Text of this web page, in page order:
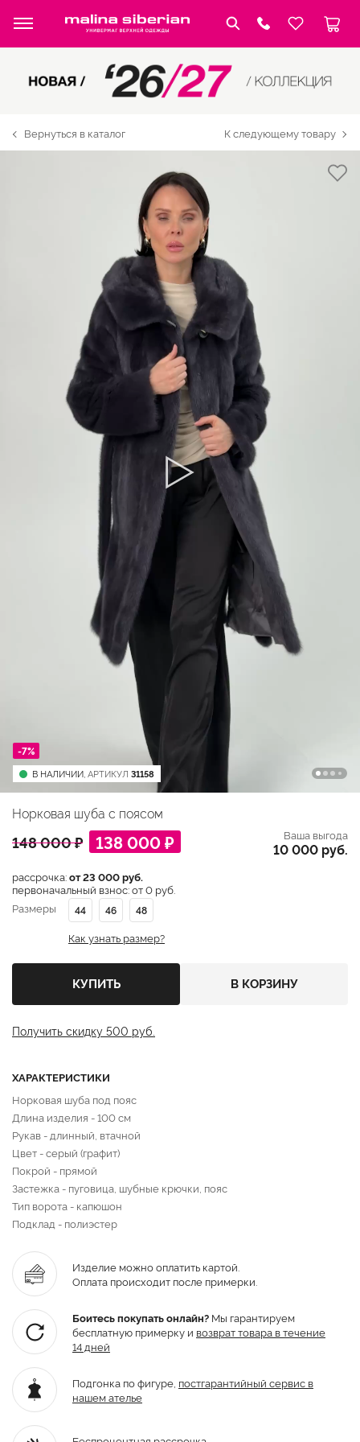
Вернуться в каталог К следующему товару
-7%
В НАЛИЧИИ, АРТИКУЛ 31158
Норковая шуба с поясом
148 000 ₽ 138 000 ₽ Ваша выгода
10 000 руб.
рассрочка:от 23 000 руб.
первоначальный взнос: от 0 руб.
Размеры
44 46 48
Как узнать размер?
КУПИТЬ В КОРЗИНУ
Получить скидку 500 руб.
ХАРАКТЕРИСТИКИ
Норковая шуба под пояс
Длина изделия - 100 см
Рукав - длинный, втачной
Цвет - серый (графит)
Покрой - прямой
Застежка - пуговица, шубные крючки, пояс
Тип ворота - капюшон
Подклад - полиэстер
Изделие можно оплатить картой.
Оплата происходит после примерки.
Боитесь покупать онлайн? Мы гарантируем
бесплатную примерку и возврат товара в течение
14 дней
Подгонка по фигуре, постгарантийный сервис в
нашем ателье